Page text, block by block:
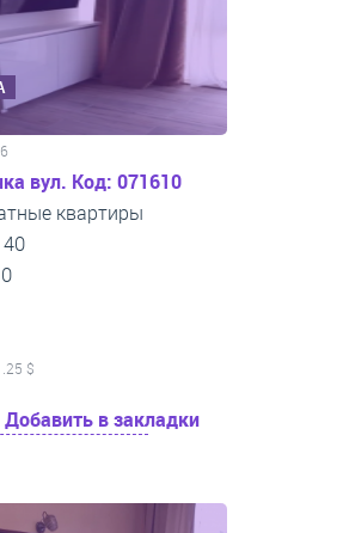
вул. Код: 071610
квартиры
$
Добавить в закладки